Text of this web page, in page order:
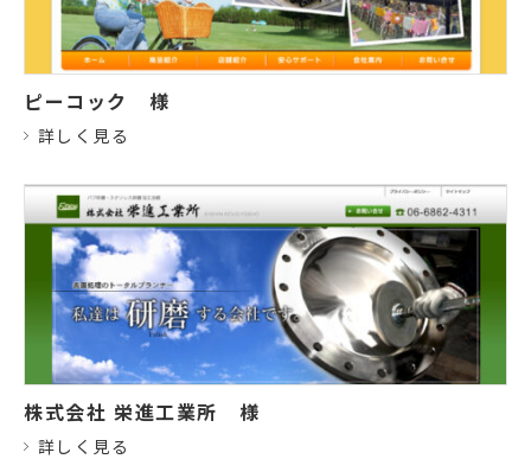
ピーコック 様
詳しく見る
株式会社 栄進工業所 様
詳しく見る